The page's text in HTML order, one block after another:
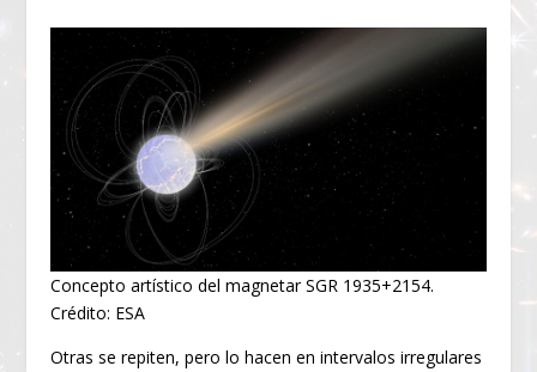
Concepto artístico del magnetar SGR 1935+2154.
Crédito: ESA
Otras se repiten, pero lo hacen en intervalos irregulares